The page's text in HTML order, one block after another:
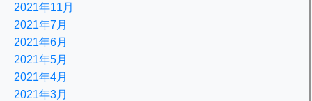
2021年11月
2021年7月
2021年6月
2021年5月
2021年4月
2021年3月